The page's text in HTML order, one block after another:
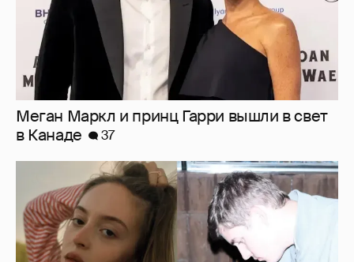
Внучка Никиты Михалкова Наталья с
мужем и сыном отдыхает на яхте